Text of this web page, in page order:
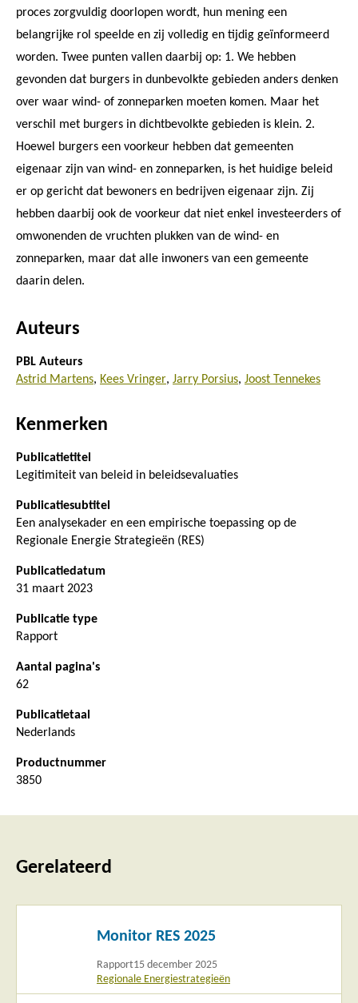
proces zorgvuldig doorlopen wordt, hun mening een
belangrijke rol speelde en zij volledig en tijdig geïnformeerd
worden. Twee punten vallen daarbij op: 1. We hebben
gevonden dat burgers in dunbevolkte gebieden anders denken
over waar wind- of zonneparken moeten komen. Maar het
verschil met burgers in dichtbevolkte gebieden is klein. 2.
Hoewel burgers een voorkeur hebben dat gemeenten
eigenaar zijn van wind- en zonneparken, is het huidige beleid
er op gericht dat bewoners en bedrijven eigenaar zijn. Zij
hebben daarbij ook de voorkeur dat niet enkel investeerders of
omwonenden de vruchten plukken van de wind- en
zonneparken, maar dat alle inwoners van een gemeente
daarin delen.
Auteurs
PBL Auteurs
Astrid Martens Kees Vringer Jarry Porsius Joost Tennekes
Kenmerken
Publicatietitel
Legitimiteit van beleid in beleidsevaluaties
Publicatiesubtitel
Een analysekader en een empirische toepassing op de
Regionale Energie Strategieën (RES)
Publicatiedatum
31 maart 2023
Publicatie type
Rapport
Aantal pagina's
62
Publicatietaal
Nederlands
Productnummer
3850
Gerelateerd
Monitor RES 2025
Rapport15 december 2025
Regionale Energiestrategieën